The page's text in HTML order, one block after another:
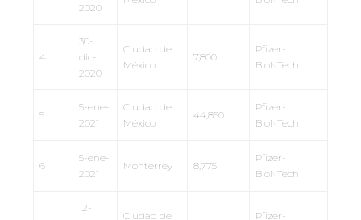
2020
4
30-
dic-
2020
Ciudad de
México
7,800
Pfizer-
BioNTech
5
5-ene-
2021
Ciudad de
México
44,850
Pfizer-
BioNTech
6
5-ene-
2021
Monterrey 8,775
Pfizer-
BioNTech
12-
Ciudad de
Pfizer-